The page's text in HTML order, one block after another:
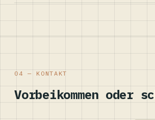
04 — KONTAKT
Vorbeikommen oder